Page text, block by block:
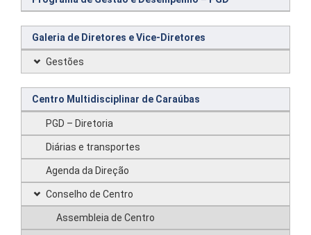
Galeria de Diretores e Vice-Diretores
Gestões
Centro Multidisciplinar de Caraúbas
PGD – Diretoria
Diárias e transportes
Agenda da Direção
Conselho de Centro
Assembleia de Centro